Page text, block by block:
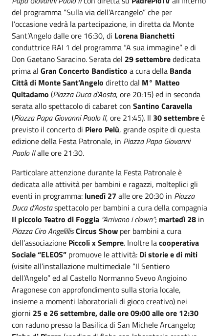
del programma “Sulla via dell’Arcangelo” che per
l’occasione vedrà la partecipazione, in diretta da Monte
Sant’Angelo dalle ore 16:30, di Lorena Bianchetti
conduttrice RAI 1 del programma “A sua immagine” e di
Don Gaetano Saracino. Serata del 29 settembrededicata
prima al Gran Concerto Bandistico a cura della Banda
Città di Monte Sant’Angelo diretto dal M° Matteo
Quitadamo (Piazza Duca d’Aosta, ore 20:15) ed in seconda
serata allo spettacolo di cabaret con Santino Caravella
(Piazza Papa Giovanni Paolo II, ore 21:45). Il 30 settembreè
previsto il concerto di Piero Pelù, grande ospite di questa
edizione della Festa Patronale, in Piazza Papa Giovanni
Paolo IIalle ore 21:30.
Particolare attenzione durante la Festa Patronale è
dedicata alle attività per bambini e ragazzi, molteplici gli
eventi in programma: lunedì 27 alle ore 20:30 in Piazza
Duca d’Aostaspettacolo per bambini a cura della compagnia
Il piccolo Teatro di Foggia “Arrivano i clown”; martedì 28 in
Piazza Ciro AngelillisCircus Show per bambini a cura
dell’associazione Piccoli x Sempre. Inoltre lacooperativa
Sociale “ELEOS” promuove le attività: Di storie e di miti
(visite all’installazione multimediale “Il Sentiero
dell’Angelo” ed al Castello Normanno Svevo Angioino
Aragonese con approfondimento sulla storia locale,
insieme a momenti laboratoriali di gioco creativo) nei
giorni 25 e 26 settembre, dalle ore 09:00 alle ore 12:30
con raduno presso la Basilica di San Michele Arcangelo;